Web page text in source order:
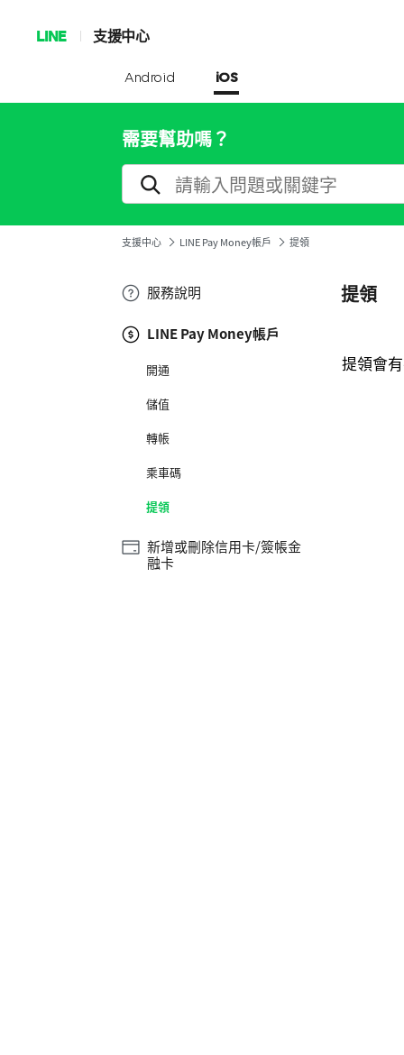
LINE 支援中心
Android iOS
需要幫助嗎？
支援中心 LINE Pay Money帳戶 提領
服務說明
LINE Pay Money帳戶
開通
儲值
轉帳
乘車碼
提領
新增或刪除信用卡/簽帳金
融卡
提領
提領會